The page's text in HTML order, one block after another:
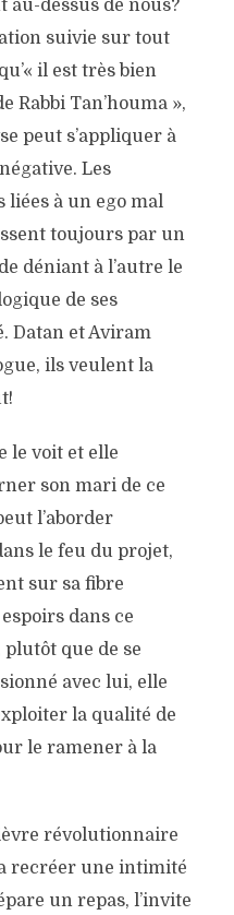
au-dessus de nous?
suivie sur tout
il est très bien
Rabbi Tan’houma »,
peut s’appliquer à
Les
à un ego mal
toujours par un
déniant à l’autre le
de ses
Datan et Aviram
ils veulent la
le voit et elle
son mari de ce
l’aborder
le feu du projet,
sur sa fibre
dans ce
que de se
avec lui, elle
la qualité de
le ramener à la
révolutionnaire
recréer une intimité
un repas, l’invite